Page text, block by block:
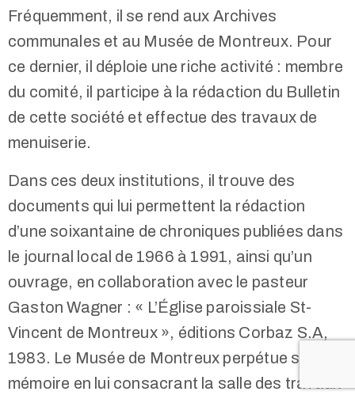
Fréquemment, il se rend aux Archives
communales et au Musée de Montreux. Pour
ce dernier, il déploie une riche activité : membre
du comité, il participe à la rédaction du Bulletin
de cette société et effectue des travaux de
menuiserie.
Dans ces deux institutions, il trouve des
documents qui lui permettent la rédaction
d’une soixantaine de chroniques publiées dans
le journal local de 1966 à 1991, ainsi qu’un
ouvrage, en collaboration avec le pasteur
Gaston Wagner : « L’Église paroissiale St-
Vincent de Montreux », éditions Corbaz S.A,
1983. Le Musée de Montreux perpétue sa
mémoire en lui consacrant la salle des travaux